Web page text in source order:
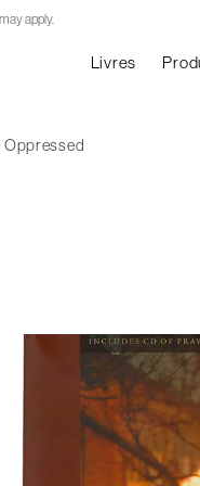
apply.
Livres
Oppressed